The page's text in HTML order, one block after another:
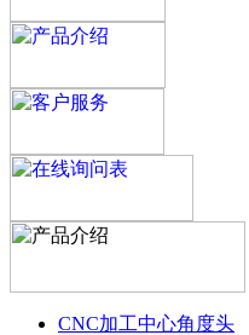
CNC加工中心角度头